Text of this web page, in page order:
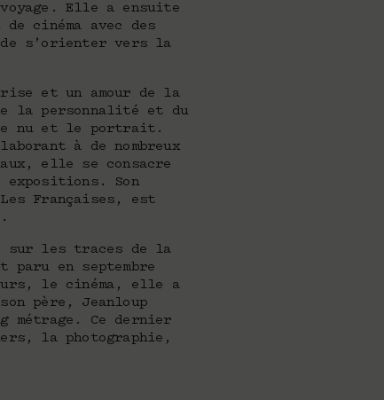
Elle a ensuite
cinéma avec des
de s’orienter vers la
et un amour de la
la personnalité et du
le nu et le portrait.
à de nombreux
elle se consacre
Son
Françaises, est
sur les traces de la
paru en septembre
le cinéma, elle a
père, Jeanloup
métrage. Ce dernier
la photographie,